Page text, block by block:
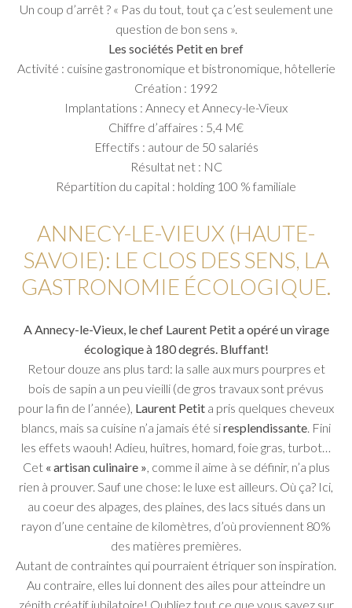
Un coup d’arrêt ? « Pas du tout, tout ça c’est seulement une
question de bon sens ».
Les sociétés Petit en bref
Activité : cuisine gastronomique et bistronomique, hôtellerie
Création : 1992
Implantations : Annecy et Annecy-le-Vieux
Chiffre d’affaires : 5,4 M€
Effectifs : autour de 50 salariés
Résultat net : NC
Répartition du capital : holding 100 % familiale
ANNECY-LE-VIEUX (HAUTE-
SAVOIE): LE CLOS DES SENS, LA
GASTRONOMIE ÉCOLOGIQUE.
A Annecy-le-Vieux, le chef Laurent Petit a opéré un virage
écologique à 180 degrés. Bluffant!
Retour douze ans plus tard: la salle aux murs pourpres et
bois de sapin a un peu vieilli (de gros travaux sont prévus
pour la fin de l’année), Laurent Petit a pris quelques cheveux
blancs, mais sa cuisine n’a jamais été siresplendissante . Fini
les effets waouh! Adieu, huîtres, homard, foie gras, turbot…
Cet « artisan culinaire » , comme il aime à se définir, n’a plus
rien à prouver. Sauf une chose: le luxe est ailleurs. Où ça? Ici,
au coeur des alpages, des plaines, des lacs situés dans un
rayon d’une centaine de kilomètres, d’où proviennent 80%
des matières premières.
Autant de contraintes qui pourraient étriquer son inspiration.
Au contraire, elles lui donnent des ailes pour atteindre un
zénith créatif jubilatoire! Oubliez tout ce que vous savez sur